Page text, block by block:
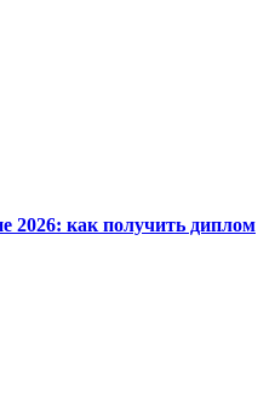
2026: как получить диплом